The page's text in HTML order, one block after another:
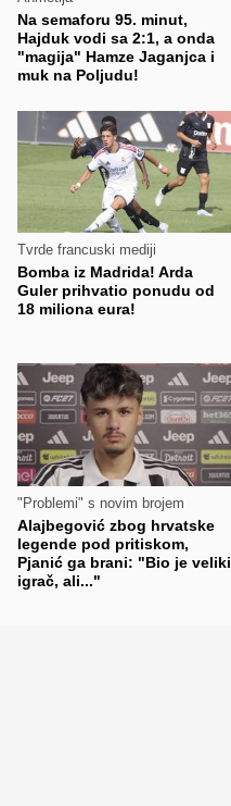
Na semaforu 95. minut,
Hajduk vodi sa 2:1, a onda
"magija" Hamze Jaganjca i
muk na Poljudu!
Tvrde francuski mediji
Bomba iz Madrida! Arda
Guler prihvatio ponudu od
18 miliona eura!
"Problemi" s novim brojem
Alajbegović zbog hrvatske
legende pod pritiskom,
Pjanić ga brani: "Bio je veliki
igrač, ali..."